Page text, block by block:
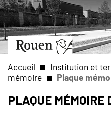
Aller
au
contenu
principal
Aller
à
la
page
d’accueil
Slide
of
1
Fil
d'Ariane
Accueil Institution et
mémoire
Plaque
Plaque mémoire